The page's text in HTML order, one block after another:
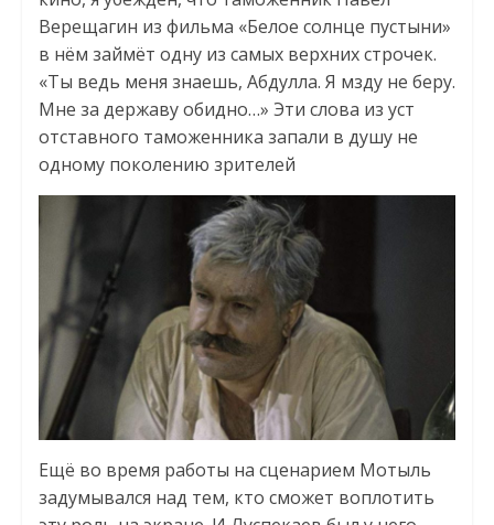
Верещагин из фильма «Белое солнце пустыни»
в нём займёт одну из самых верхних строчек.
«Ты ведь меня знаешь, Абдулла. Я мзду не беру.
Мне за державу обидно…» Эти слова из уст
отставного таможенника запали в душу не
одному поколению зрителей
Ещё во время работы на сценарием Мотыль
задумывался над тем, кто сможет воплотить